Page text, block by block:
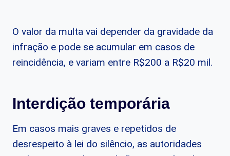
O valor da multa vai depender da gravidade da
infração e pode se acumular em casos de
reincidência, e variam entre R$200 a R$20 mil.
Interdição temporária
Em casos mais graves e repetidos de
desrespeito à lei do silêncio, as autoridades